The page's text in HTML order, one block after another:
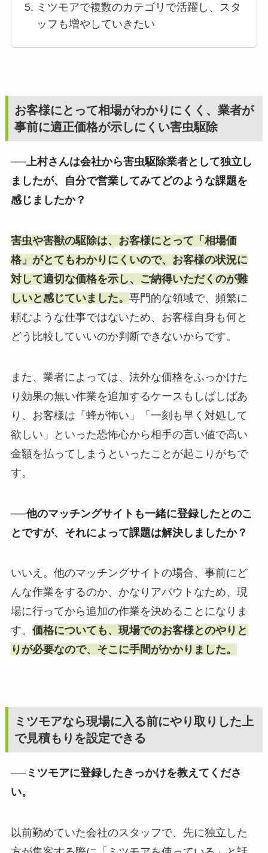
ミツモアで複数のカテゴリで活躍し、スタ
ッフも増やしていきたい
お客様にとって相場がわかりにくく、業者が
事前に適正価格が示しにくい害虫駆除
──上村さんは会社から害虫駆除業者として独立し
ましたが、自分で営業してみてどのような課題を
感じましたか？
害虫や害獣の駆除は、お客様にとって「相場価
格」がとてもわかりにくいので、お客様の状況に
対して適切な価格を示し、ご納得いただくのが難
しいと感じていました。 専門的な領域で、頻繁に
頼むような仕事ではないため、お客様自身も何と
どう比較していいのか判断できないからです。
また、業者によっては、法外な価格をふっかけた
り効果の無い作業を追加するケースもしばしばあ
り、お客様は「蜂が怖い」「一刻も早く対処して
欲しい」といった恐怖心から相手の言い値で高い
金額を払ってしまうといったことが起こりがちで
す。
──他のマッチングサイトも一緒に登録したとのこ
とですが、それによって課題は解決しましたか？
いいえ。他のマッチングサイトの場合、事前にど
んな作業をするのか、かなりアバウトなため、現
場に行ってから追加の作業を決めることになりま
す。 価格についても、現場でのお客様とのやりと
りが必要なので、そこに手間がかかりました。
ミツモアなら現場に入る前にやり取りした上
で見積もりを設定できる
──ミツモアに登録したきっかけを教えてくださ
い。
以前勤めていた会社のスタッフで、先に独立した